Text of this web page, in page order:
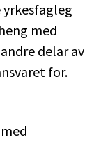
med
delar av
for.